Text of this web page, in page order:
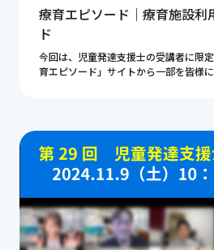
療育エピソード｜療育施設利
ド
今回は、児童発達支援士の受講者に限
育エピソード」サイトから一部を皆様